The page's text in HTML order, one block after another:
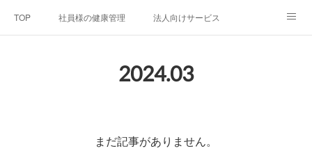
TOP 社員様の健康管理 法人向けサービス
プライバシーポリシー
2024.03
まだ記事がありません。